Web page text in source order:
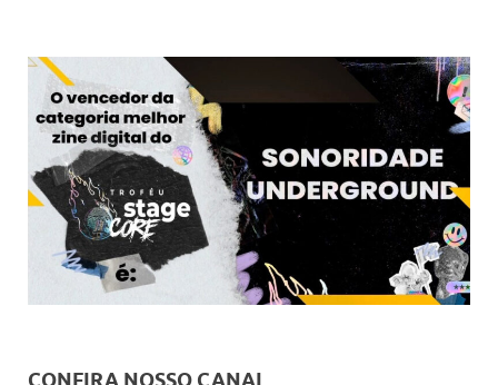
CONFIRA NOSSO CANAL